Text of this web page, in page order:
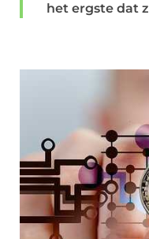
het ergste dat